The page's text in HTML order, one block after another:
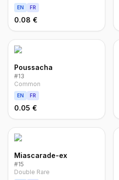
EN FR
0.08 €
Poussacha
#13
Common
EN FR
0.05 €
Miascarade-ex
#15
Double Rare